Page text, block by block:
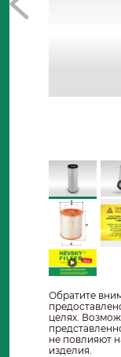
Обратите
целях.
не повлияют
изделия.